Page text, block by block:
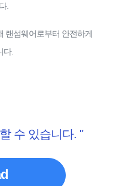
.
랜섬웨어로부터 안전하게
다.
수 있습니다. "